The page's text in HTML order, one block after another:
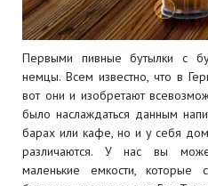
Первыми пивные бутылки с
немцы. Всем известно, что в
вот они и изобретают
было наслаждаться данным
барах или кафе, но и у себя
различаются. У нас вы
маленькие емкости, которые